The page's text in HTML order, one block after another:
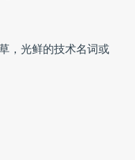
，光鲜的技术名词或